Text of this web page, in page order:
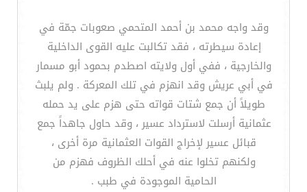
وقد واجه محمد بن أحمد المتحمي صعوبات جمّة في
إعادة سيطرته ، فقد تكالبت عليه القوى الداخلية
والخارجية ، ففي أول ولايته اصطدم بحمود أبو مسمار
في أبي عريش وقد انهزم في تلك المعركة . ولم يلبث
طويلاً أن جمع شتات قواته حتى هزم على يد حمله
عثمانية أرسلت لاسترداد عسير ، وقد حاول جاهداً جمع
قبائل عسير لإخراج القوات العثمانية مرة أخرى ،
ولكنهم تخلوا عنه في أحلك الظروف فهزم من
الحامية الموجودة في طبب .